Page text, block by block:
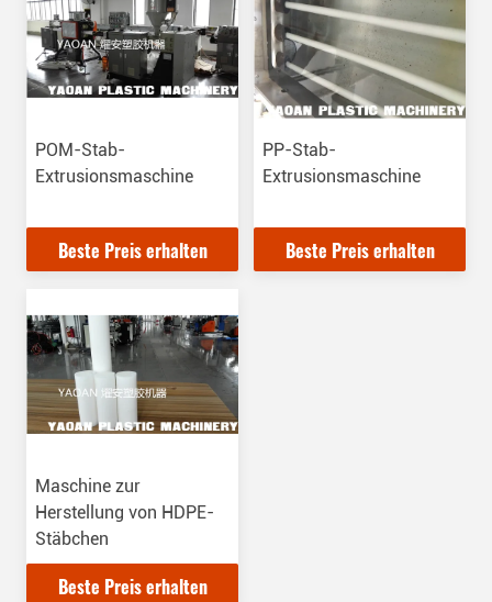
POM-Stab-
Extrusionsmaschine
Beste Preis erhalten
PP-Stab-
Extrusionsmaschine
Beste Preis erhalten
Maschine zur
Herstellung von HDPE-
Stäbchen
Beste Preis erhalten